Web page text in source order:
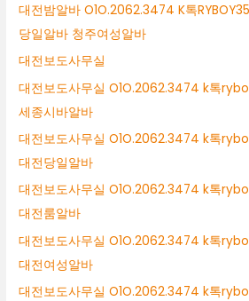
대전밤알바 O1O.2062.3474 K톡
당일알바 청주여성알바
대전보도사무실
대전보도사무실 O1O.2062.3474 k톡
세종시바알바
대전보도사무실 O1O.2062.3474 k톡
대전당일알바
대전보도사무실 O1O.2062.3474 k톡
대전룸알바
대전보도사무실 O1O.2062.3474 k톡
대전여성알바
대전보도사무실 O1O.2062.3474 k톡